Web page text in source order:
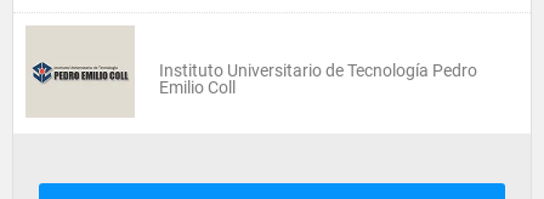
Instituto Universitario de Tecnología Pedro
Emilio Coll